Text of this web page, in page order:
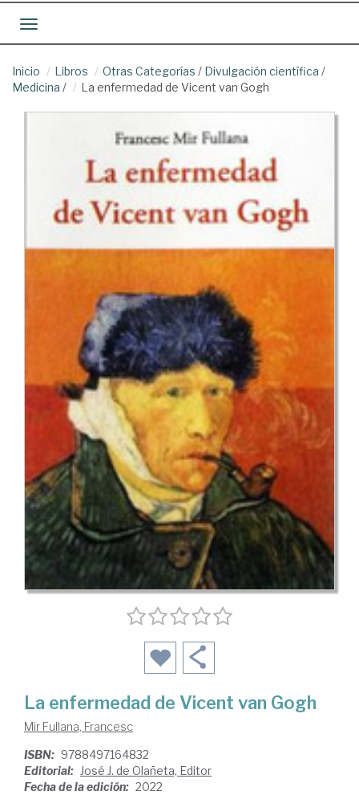
Toggle navigation
Inicio Libros Otras Categorías / Divulgación científica /
Medicina / La enfermedad de Vicent van Gogh
La enfermedad de Vicent van Gogh
Mir Fullana, Francesc
ISBN: 9788497164832
Editorial: José J. de Olañeta, Editor
Fecha de la edición: 2022